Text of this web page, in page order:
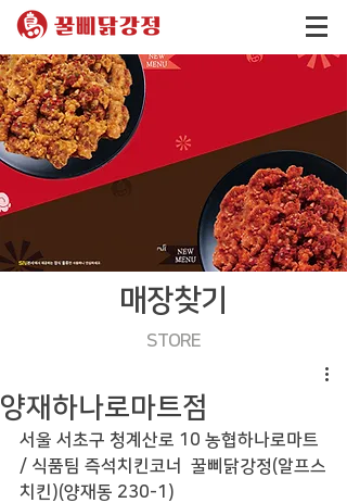
매장찾기
STORE
양재하나로마트점
서울 서초구 청계산로 10 농협하나로마트
/ 식품팀 즉석치킨코너  꿀삐닭강정(알프스
치킨)(양재동 230-1)